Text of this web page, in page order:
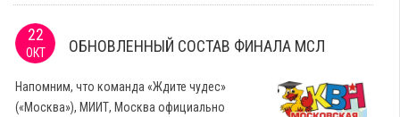
22
ОКТ ОБНОВЛЕННЫЙ СОСТАВ ФИНАЛА МСЛ
Напомним, что команда «Ждите чудес»
(«Москва»), МИИТ, Москва официально